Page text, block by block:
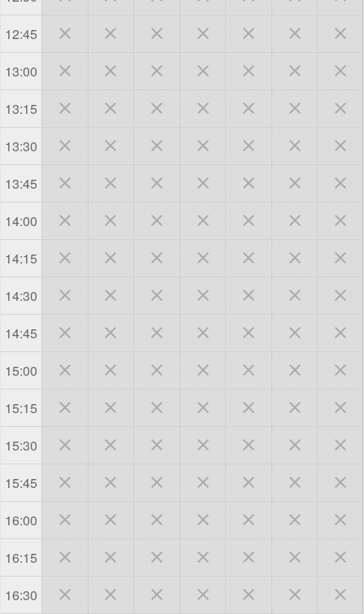
12:45       
13:00       
13:15       
13:30       
13:45       
14:00       
14:15       
14:30       
14:45       
15:00       
15:15       
15:30       
15:45       
16:00       
16:15       
16:30       